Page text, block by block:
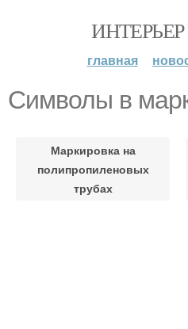
главная
Символы в
Маркировка на
полипропиленовых
трубах